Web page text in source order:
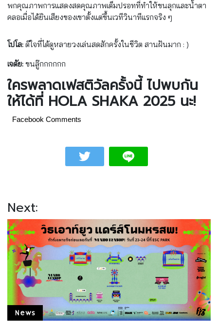
พกคุณภาพการแสดงสดคุณภาพเต็มปรอทที่ทำให้ขนลุกและน้ำตา
คลอเมื่อได้ยินเสียงของเขาตั้งแต่ขึ้นเวทีวินาทีแรกจริง ๆ
โปโล: ดีใจที่ได้ดูหลายวงเล่นสดสักครั้งในชีวิต สานฝันมาก : )
เจดัย: ขนลู๊กกกกกก
ใครพลาดเฟสติวัลครั้งนี้ ไปพบกัน
ให้ได้ที่ HOLA SHAKA 2025 นะ!
Facebook Comments
Next:
News